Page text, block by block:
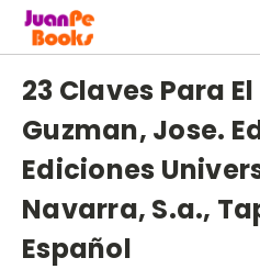
23 Claves Para
Guzman, Jose.
Ediciones
Navarra, S.a.,
Español